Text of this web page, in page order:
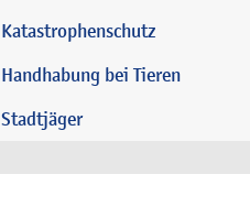
Katastrophenschutz
Handhabung bei Tieren
Stadtjäger